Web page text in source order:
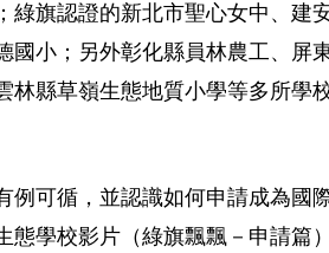
綠旗認證的新北市聖心女中、建
國小；另外彰化縣員林農工、屏
林縣草嶺生態地質小學等多所學
例可循，並認識如何申請成為國
態學校影片（綠旗飄飄－申請篇